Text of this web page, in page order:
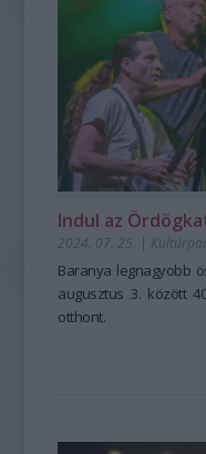
Indul az
2024. 07. 25. |
Baranya legnagyobb
augusztus 3. között
otthont.